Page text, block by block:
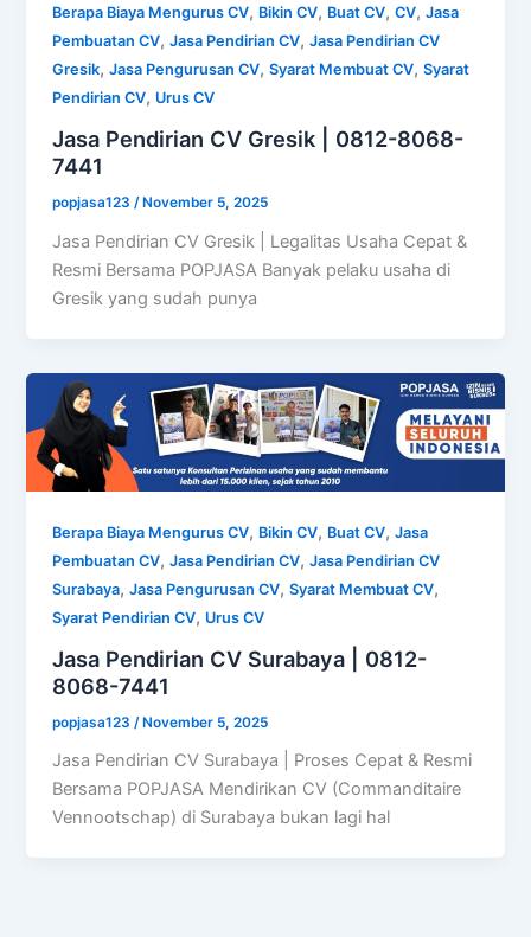
Berapa Biaya Mengurus CV, Bikin CV, Buat CV,CV,Jasa
Pembuatan CV,Jasa Pendirian CV,Jasa Pendirian CV
Gresik,Jasa Pengurusan CV,Syarat Membuat CV,Syarat
Pendirian CV, Urus CV
Jasa Pendirian CV Gresik | 0812-8068-
7441
popjasa123/ November 5, 2025
Jasa Pendirian CV Gresik | Legalitas Usaha Cepat &
Resmi Bersama POPJASA Banyak pelaku usaha di
Gresik yang sudah punya
Berapa Biaya Mengurus CV, Bikin CV, Buat CV,Jasa
Pembuatan CV,Jasa Pendirian CV,Jasa Pendirian CV
Surabaya,Jasa Pengurusan CV,Syarat Membuat CV,
Syarat Pendirian CV, Urus CV
Jasa Pendirian CV Surabaya | 0812-
8068-7441
popjasa123 /November 5, 2025
Jasa Pendirian CV Surabaya | Proses Cepat & Resmi
Bersama POPJASA Mendirikan CV (Commanditaire
Vennootschap) di Surabaya bukan lagi hal